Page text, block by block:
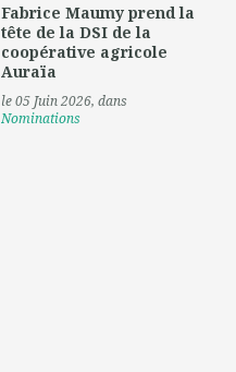
Fabrice Maumy prend la
tête de la DSI de la
coopérative agricole
Auraïa
le 05 Juin 2026, dans
Nominations